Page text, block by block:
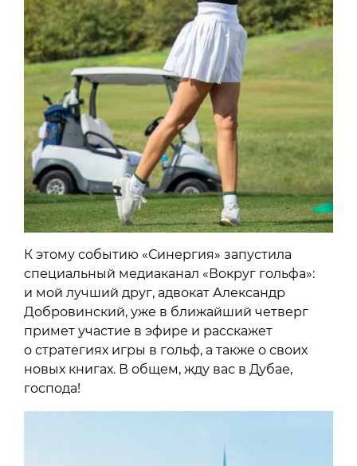
К этому событию «Синергия» запустила
специальный медиаканал «Вокруг гольфа»:
и мой лучший друг, адвокат Александр
Добровинский, уже в ближайший четверг
примет участие в эфире и расскажет
о стратегиях игры в гольф, а также о своих
новых книгах. В общем, жду вас в Дубае,
господа!